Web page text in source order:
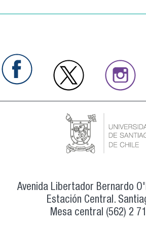
Avenida Libertador Bernardo
Estación Central.
Mesa central (562) 2